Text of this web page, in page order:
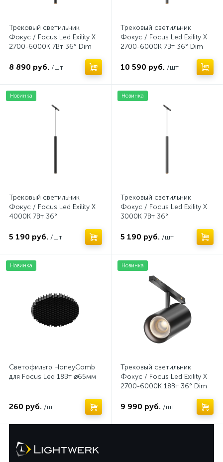
Трековый светильник
Фокус / Focus Led Exility X
2700-6000K 7Вт 36° Dim
8 890 руб. /шт
Трековый светильник
Фокус / Focus Led Exility X
2700-6000K 7Вт 36° Dim
10 590 руб. /шт
Новинка
Трековый светильник
Фокус / Focus Led Exility X
4000K 7Вт 36°
5 190 руб. /шт
Новинка
Трековый светильник
Фокус / Focus Led Exility X
3000K 7Вт 36°
5 190 руб. /шт
Новинка
Светофильтр HoneyComb
для Focus Led 18Вт ⌀65мм
260 руб. /шт
Новинка
Трековый светильник
Фокус / Focus Led Exility X
2700-6000K 18Вт 36° Dim
9 990 руб. /шт